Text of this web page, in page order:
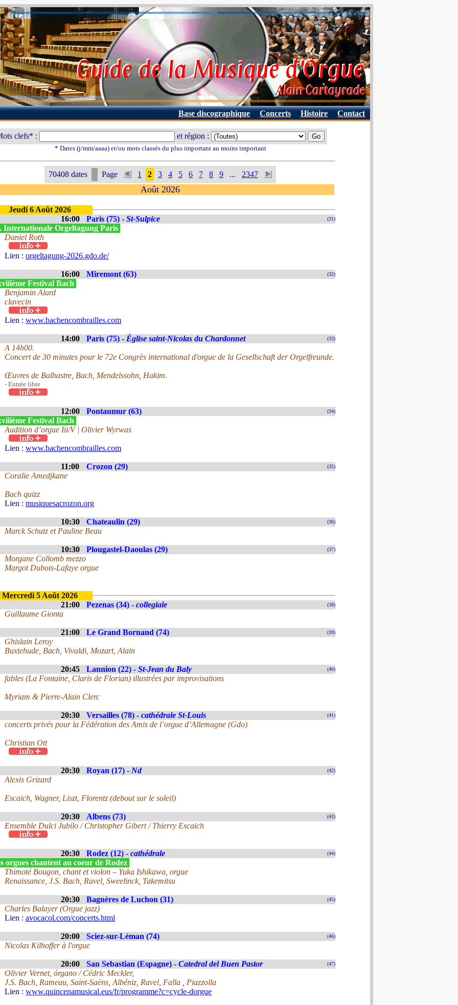
Base discographique Concerts Histoire Contact
clefs* : et région :
* Dates (j/mm/aaaa) et/ou mots classés du plus important au moins important
70408 dates Page 1 2 3 4 5 6 7 8 9 ... 2347
Août 2026
Jeudi 6 Août 2026
16:00
Paris (75) - St-Sulpice (31)
Internationale Orgeltagung Paris
Daniel Roth
Lien : orgeltagung-2026.gdo.de/
16:00 Miremont (63) (32)
Festival Bach
Benjamin Alard
clavecin
Lien : www.bachencombrailles.com
14:00 Paris (75) - Église saint-Nicolas du Chardonnet (33)
A 14h00.
Concert de 30 minutes pour le 72e Congrès international d'orgue de la Gesellschaft der Orgelfreunde.
Œuvres de Balbastre, Bach, Mendelssohn, Hakim.
- Entrée libre
12:00 Pontaumur (63) (34)
Festival Bach
Audition d’orgue Iii/V | Olivier Wyrwas
Lien : www.bachencombrailles.com
11:00 Crozon (29) (35)
Coralie Amedjkane
Bach quizz
Lien : musiquesacrozon.org
10:30 Chateaulin (29) (36)
Marck Schutz et Pauline Beau
10:30 Plougastel-Daoulas (29) (37)
Morgane Collomb mezzo
Margot Dubois-Lafaye orgue
Mercredi 5 Août 2026
21:00
Pezenas (34) - collegiale (38)
Guillaume Gionta
21:00 Le Grand Bornand (74) (39)
Ghislain Leroy
Buxtehude, Bach, Vivaldi, Mozart, Alain
20:45 Lannion (22) - St-Jean du Baly (40)
fables (La Fontaine, Claris de Florian) illustrées par improvisations
Myriam & Pierre-Alain Clerc
20:30 Versailles (78) - cathédrale St-Louis (41)
concerts privés pour la Fédération des Amis de l’orgue d’Allemagne (Gdo)
Christian Ott
20:30 Royan (17) - Nd (42)
Alexis Grizard
Escaich, Wagner, Liszt, Florentz (debout sur le soleil)
20:30 Albens (73) (43)
Ensemble Dulci Jubilo / Christopher Gibert / Thierry Escaich
20:30 Rodez (12) - cathédrale (44)
orgues chantent au coeur de Rodez
Thimoté Bougon, chant et violon – Yuka Ishikawa, orgue
Renaissance, J.S. Bach, Ravel, Sweelinck, Takemitsu
20:30 Bagnères de Luchon (31) (45)
Charles Balayer (Orgue jazz)
Lien : avocacol.com/concerts.html
20:00 Sciez-sur-Léman (74) (46)
Nicolas Kilhoffer à l'orgue
20:00 San Sebastian (Espagne) - Catedral del Buen Pastor (47)
Olivier Vernet, órgano / Cédric Meckler,
J.S. Bach, Rameau, Saint-Saëns, Albéniz, Ravel, Falla , Piazzolla
Lien : www.quincenamusical.eus/fr/programme?c=cycle-dorgue